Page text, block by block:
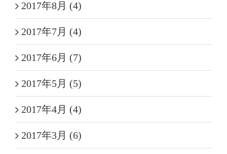
2017年8月 (4)
2017年7月 (4)
2017年6月 (7)
2017年5月 (5)
2017年4月 (4)
2017年3月 (6)